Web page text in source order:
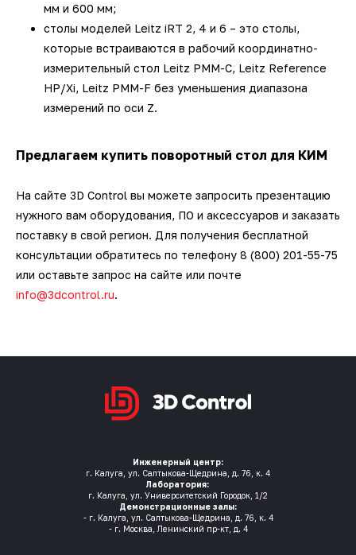
мм и 600 мм;
столы моделей Leitz iRT 2, 4 и 6 – это столы,
которые встраиваются в рабочий координатно-
измерительный стол Leitz PMM-C, Leitz Reference
HP/Xi, Leitz PMM-F без уменьшения диапазона
измерений по оси Z.
Предлагаем купить поворотный стол для КИМ
На сайте 3D Control вы можете запросить презентацию
нужного вам оборудования, ПО и аксессуаров и заказать
поставку в свой регион. Для получения бесплатной
консультации обратитесь по телефону 8 (800) 201-55-75
или оставьте запрос на сайте или почте
info@3dcontrol.ru.
Инженерный центр:
г. Калуга, ул. Салтыкова-Щедрина, д. 76, к. 4
Лаборатория:
г. Калуга, ул. Университетский Городок, 1/2
Демонстрационные залы:
- г. Калуга, ул. Салтыкова-Щедрина, д. 76, к. 4
- г. Москва, Ленинский пр-кт, д. 4